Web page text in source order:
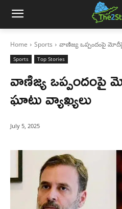
Home Sports వాణిజ్య ఒప్పందంపై
Sports Top Stories
వాణిజ్య
ఘాటు వ్యాఖ్యలు
July 5, 2025